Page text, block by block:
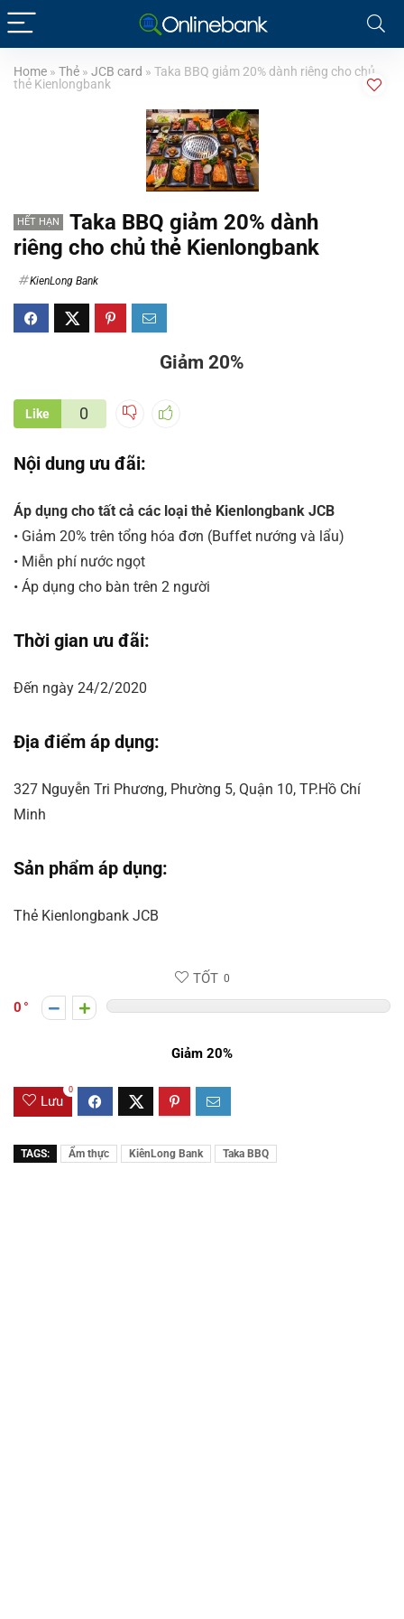
Home » Thẻ » JCB card » Taka BBQ giảm 20% dành riêng cho chủ
thẻ Kienlongbank
HẾT HẠN
Taka BBQ giảm 20% dành
riêng cho chủ thẻ Kienlongbank
KienLong Bank
Giảm 20%
Like 0
Nội dung ưu đãi:
Áp dụng cho tất cả các loại thẻ Kienlongbank JCB
• Giảm 20% trên tổng hóa đơn (Buffet nướng và lẩu)
• Miễn phí nước ngọt
• Áp dụng cho bàn trên 2 người
Thời gian ưu đãi:
Đến ngày 24/2/2020
Địa điểm áp dụng:
327 Nguyễn Tri Phương, Phường 5, Quận 10, TP.Hồ Chí
Minh
Sản phẩm áp dụng:
Thẻ Kienlongbank JCB
TỐT 0
0
Giảm 20%
Lưu
0
TAGS: Ẩm thực KiênLong Bank Taka BBQ